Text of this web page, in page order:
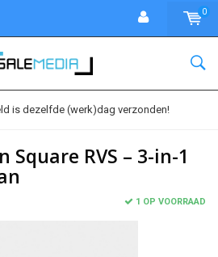
0
is dezelfde (werk)dag verzonden!
Square RVS – 3-in-1
1 OP VOORRAAD